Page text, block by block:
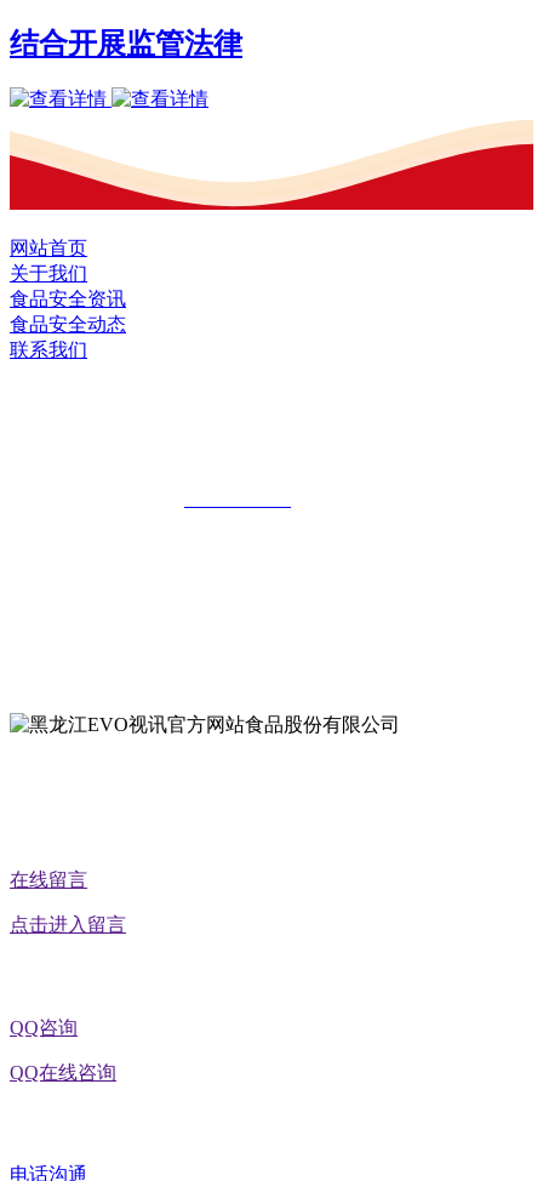
结合开展监管法律
网站首页
关于我们
食品安全资讯
食品安全动态
联系我们
在线留言
点击进入留言
QQ咨询
QQ在线咨询
电话沟通